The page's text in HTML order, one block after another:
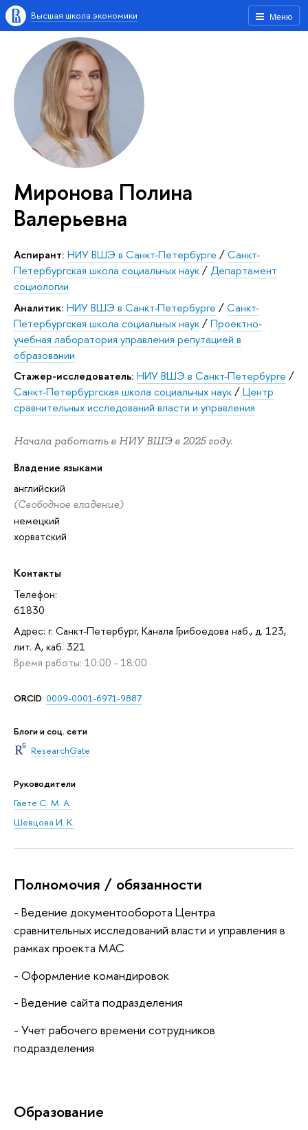
Меню
Высшая школа экономики
Миронова Полина
Валерьевна
Аспирант: НИУ ВШЭ в Санкт-Петербурге /Санкт-
Петербургская школа социальных наук/Департамент
социологии
Аналитик: НИУ ВШЭ в Санкт-Петербурге /Санкт-
Петербургская школа социальных наук/Проектно-
учебная лаборатория управления репутацией в
образовании
Стажер-исследователь: НИУ ВШЭ в Санкт-Петербурге /
Санкт-Петербургская школа социальных наук/Центр
сравнительных исследований власти и управления
Начала работать в НИУ ВШЭ в 2025 году.
Владение языками
английский
(Свободное владение)
немецкий
хорватский
Контакты
Телефон:
61830
Адрес: г. Санкт-Петербург, Канала Грибоедова наб., д. 123,
лит. А, каб. 321
Время работы: 10:00 - 18:00
ORCID: 0009-0001-6971-9887
Блоги и соц. сети
ResearchGate
Руководители
Гаете С. М. А.
Шевцова И. К.
Полномочия / обязанности
- Ведение документооборота Центра
сравнительных исследований власти и управления в
рамках проекта МАС
- Оформление командировок
- Ведение сайта подразделения
- Учет рабочего времени сотрудников
подразделения
Oбразование